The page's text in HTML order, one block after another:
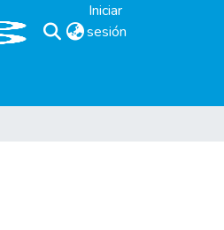
Iniciar
sesión